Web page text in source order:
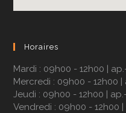
Horaires
Mardi : 09h00 - 12h00 |
Mercredi : 09h00 - 12h00 |
Jeudi : 09h00 - 12h00 |
Vendredi : 09h00 - 12h00